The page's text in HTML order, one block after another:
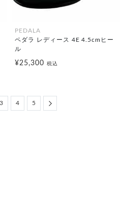
PEDALA
ペダラ レディース 4E 4.5cmヒー
ル
¥25,300 税込
3 4 5 Next